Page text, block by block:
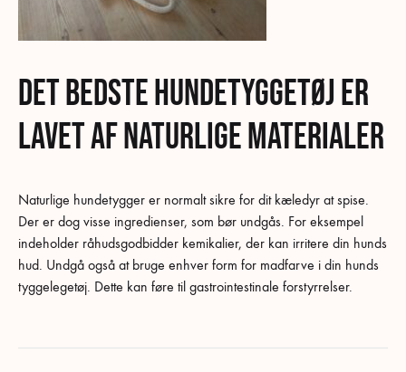
Det bedste hundetyggetøj er
lavet af naturlige materialer
Naturlige hundetygger er normalt sikre for dit kæledyr at spise.
Der er dog visse ingredienser, som bør undgås. For eksempel
indeholder råhudsgodbidder kemikalier, der kan irritere din hunds
hud. Undgå også at bruge enhver form for madfarve i din hunds
tyggelegetøj. Dette kan føre til gastrointestinale forstyrrelser.